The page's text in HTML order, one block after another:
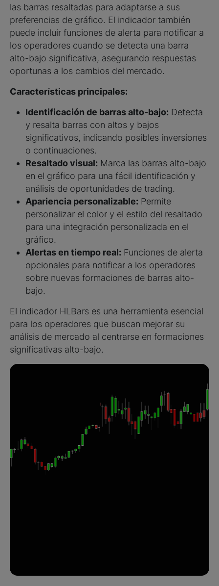
las barras resaltadas para adaptarse a sus
preferencias de gráfico. El indicador también
puede incluir funciones de alerta para notificar a
los operadores cuando se detecta una barra
alto-bajo significativa, asegurando respuestas
oportunas a los cambios del mercado.
Características principales:
Identificación de barras alto-bajo: Detecta
y resalta barras con altos y bajos
significativos, indicando posibles inversiones
o continuaciones.
Resaltado visual: Marca las barras alto-bajo
en el gráfico para una fácil identificación y
análisis de oportunidades de trading.
Apariencia personalizable: Permite
personalizar el color y el estilo del resaltado
para una integración personalizada en el
gráfico.
Alertas en tiempo real: Funciones de alerta
opcionales para notificar a los operadores
sobre nuevas formaciones de barras alto-
bajo.
El indicador HLBars es una herramienta esencial
para los operadores que buscan mejorar su
análisis de mercado al centrarse en formaciones
significativas alto-bajo.